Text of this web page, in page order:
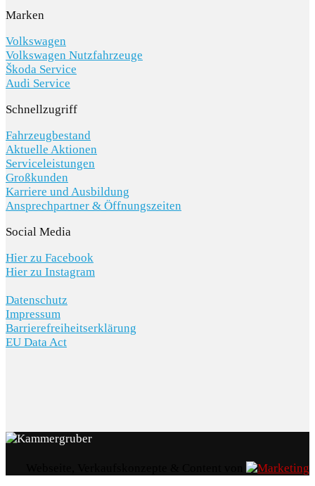
Marken
Volkswagen
Volkswagen Nutzfahrzeuge
Škoda Service
Audi Service
Schnellzugriff
Fahrzeugbestand
Aktuelle Aktionen
Serviceleistungen
Großkunden
Karriere und Ausbildung
Ansprechpartner & Öffnungszeiten
Social Media
Hier zu Facebook
Hier zu Instagram
Datenschutz
Impressum
Barrierefreiheitserklärung
EU Data Act